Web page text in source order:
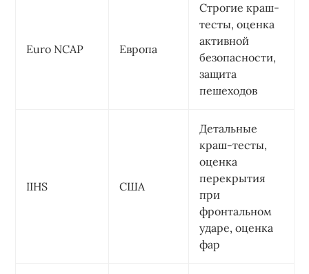
Euro NCAP Европа
Строгие краш-
тесты, оценка
активной
безопасности,
защита
пешеходов
IIHS США
Детальные
краш-тесты,
оценка
перекрытия
при
фронтальном
ударе, оценка
фар